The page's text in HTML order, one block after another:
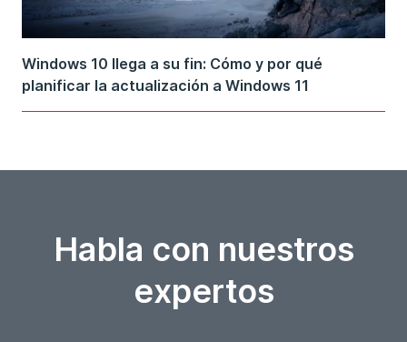
Windows 10 llega a su fin: Cómo y por qué
planificar la actualización a Windows 11
Habla con nuestros
expertos